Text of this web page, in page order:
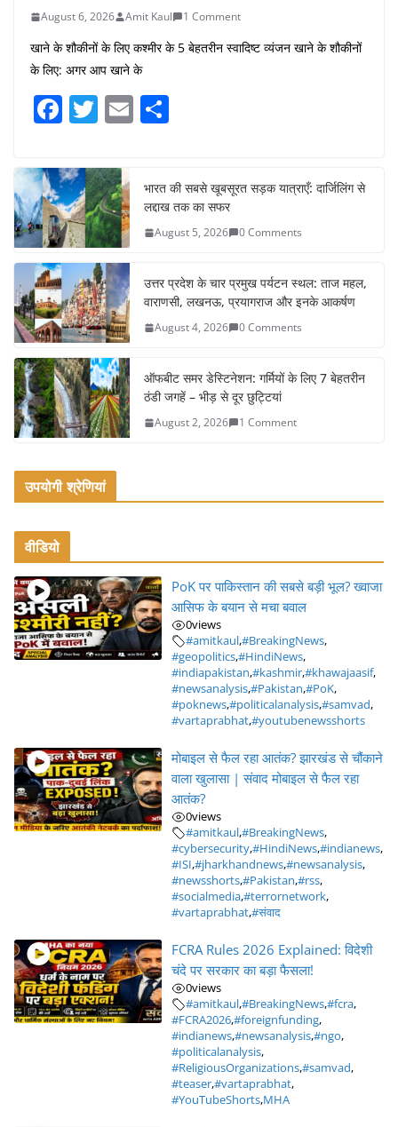
August 6, 2026 Amit Kaul 1 Comment
खाने के शौकीनों के लिए कश्मीर के 5 बेहतरीन स्वादिष्ट व्यंजन खाने के शौकीनों
के लिए: अगर आप खाने के
F
c
e
b
o
o
k
T
itt
er
E
e
भारत की सबसे खूबसूरत सड़क यात्राएँ: दार्जिलिंग से
लद्दाख तक का सफर
August 5, 2026 0 Comments
उत्तर प्रदेश के चार प्रमुख पर्यटन स्थल: ताज महल,
वाराणसी, लखनऊ, प्रयागराज और इनके आकर्षण
August 4, 2026 0 Comments
ऑफबीट समर डेस्टिनेशन: गर्मियों के लिए 7 बेहतरीन
ठंडी जगहें – भीड़ से दूर छुट्टियां
August 2, 2026 1 Comment
उपयोगी श्रेणियां
वीडियो
PoK पर पाकिस्तान की सबसे बड़ी भूल? ख्वाजा
आसिफ के बयान से मचा बवाल
0views
#amitkaul,#BreakingNews,
#geopolitics,#HindiNews,
#indiapakistan,#kashmir,#khawajaasif,
#newsanalysis,#Pakistan,#PoK,
#poknews,#politicalanalysis,#samvad,
#vartaprabhat,#youtubenewsshorts
मोबाइल से फैल रहा आतंक? झारखंड से चौंकाने
वाला खुलासा | संवाद मोबाइल से फैल रहा
आतंक?
0views
#amitkaul,#BreakingNews,
#cybersecurity,#HindiNews,#indianews,
#ISI,#jharkhandnews,#newsanalysis,
#newsshorts,#Pakistan,#rss,
#socialmedia,#terrornetwork,
#vartaprabhat,#संवाद
FCRA Rules 2026 Explained: विदेशी
चंदे पर सरकार का बड़ा फैसला!
0views
#amitkaul,#BreakingNews,#fcra,
#FCRA2026,#foreignfunding,
#indianews,#newsanalysis,#ngo,
#politicalanalysis,
#ReligiousOrganizations,#samvad,
#teaser,#vartaprabhat,
#YouTubeShorts,MHA